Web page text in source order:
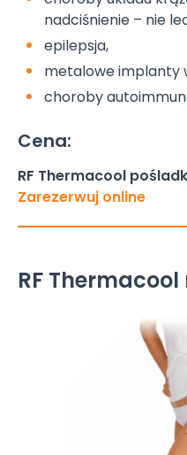
nadciśnienie – nie
epilepsja,
metalowe implanty
choroby
Cena:
RF Thermacool
Zarezerwuj online
RF